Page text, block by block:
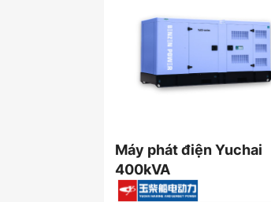
Máy phát điện Yuchai
400kVA